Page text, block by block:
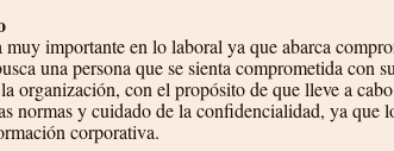
importante en lo laboral ya que abarca
una persona que se sienta comprometida con
organización, con el propósito de que lleve a
normas y cuidado de la confidencialidad, ya que
corporativa.